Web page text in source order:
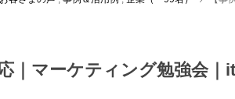
｜マーケティング勉強会｜